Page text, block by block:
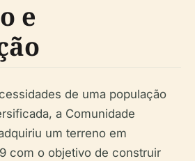
e
de uma população
a Comunidade
um terreno em
com o objetivo de construir